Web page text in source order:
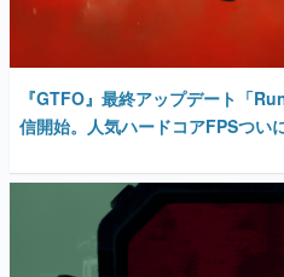
『GTFO』最終アップデート「
信開始。人気ハードコアFPSつい